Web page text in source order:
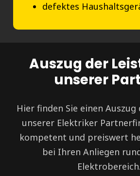
defektes
Auszug der
unserer
Hier finden Sie einen
unserer Elektriker
kompetent und preiswert
bei Ihren Anliegen
Elektrobereich.